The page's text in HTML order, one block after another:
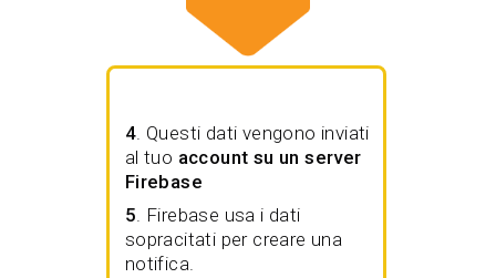
4. Questi dati vengono inviati
al tuo account su un server
Firebase
5. Firebase usa i dati
sopracitati per creare una
notifica.